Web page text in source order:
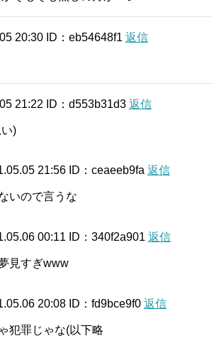
20:30 ID：eb54648f1 返信
21:22 ID：d553b31d3 返信
)
21:56 ID：ceaeeb9fa 返信
いので言うな
00:11 ID：340f2a901 返信
見すぎwww
20:08 ID：fd9bce9f0 返信
犯罪じゃな(以下略